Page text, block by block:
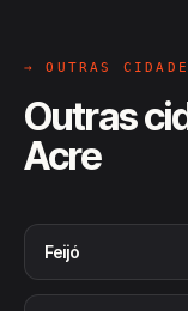
→ OUTRAS
Outras
Acre
Feijó